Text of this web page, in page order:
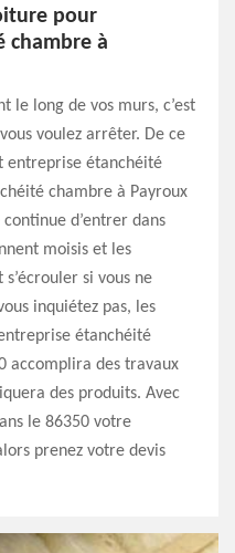
pour
chambre à
le long de vos murs, c’est
voulez arrêter. De ce
entreprise étanchéité
chambre à Payroux
d’entrer dans
moisis et les
si vous ne
inquiétez pas, les
étanchéité
accomplira des travaux
des produits. Avec
le 86350 votre
prenez votre devis